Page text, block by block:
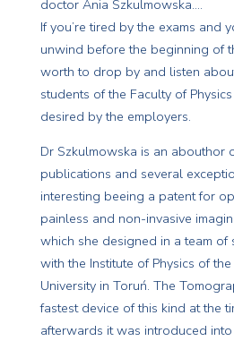
doctor Ania Szkulmowska….
If you’re tired by the exams and
unwind before the beginning of
worth to drop by and listen
students of the Faculty of
desired by the employers.
Dr Szkulmowska is an abouthor
publications and several
interesting beeing a patent for
painless and non-invasive
which she designed in a team of
with the Institute of Physics of
University in Toruń. The
fastest device of this kind at the
afterwards it was introduced